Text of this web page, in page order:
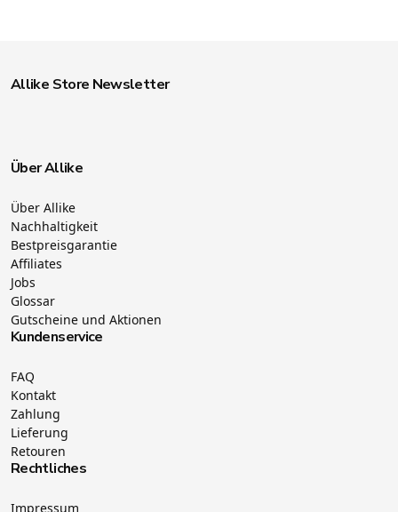
Allike Store Newsletter
Über Allike
Über Allike
Nachhaltigkeit
Bestpreisgarantie
Affiliates
Jobs
Glossar
Gutscheine und Aktionen
Kundenservice
FAQ
Kontakt
Zahlung
Lieferung
Retouren
Rechtliches
Impressum